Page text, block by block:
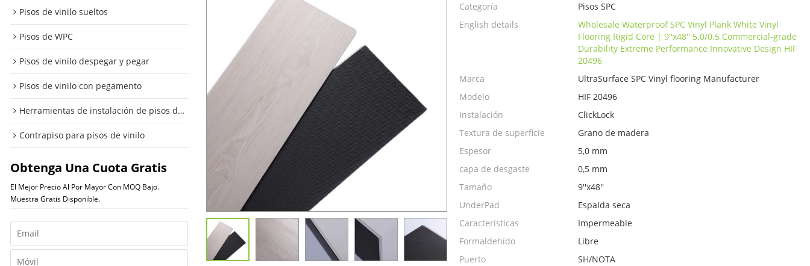
Pisos de vinilo sueltos
Pisos de WPC
Pisos de vinilo despegar y pegar
Pisos de vinilo con pegamento
Herramientas de instalación de pisos de vinilo
Contrapiso para pisos de vinilo
Obtenga Una Cuota Gratis
El Mejor Precio Al Por Mayor Con MOQ Bajo.
Muestra Gratis Disponible.
Categoría
Pisos SPC
English details
Wholesale Waterproof SPC Vinyl Plank White Vinyl
Flooring Rigid Core | 9''x48'' 5.0/0.5 Commercial-grade
Durability Extreme Performance Innovative Design HIF
20496
Marca
UltraSurface SPC Vinyl flooring Manufacturer
Modelo
HIF 20496
Instalación
ClickLock
Textura de superficie
Grano de madera
Espesor
5,0 mm
capa de desgaste
0,5 mm
Tamaño
9''x48''
UnderPad
Espalda seca
Características
Impermeable
Formaldehído
Libre
Puerto
SH/NOTA